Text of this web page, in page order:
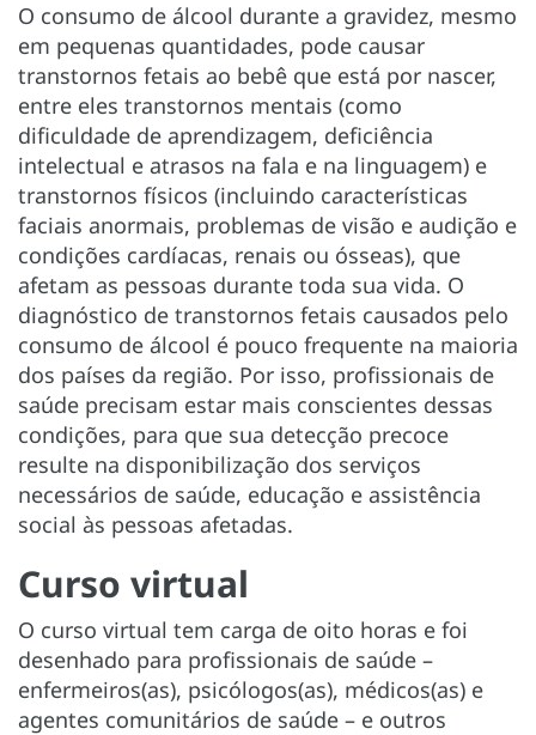
O consumo de álcool durante a gravidez, mesmo
em pequenas quantidades, pode causar
transtornos fetais ao bebê que está por nascer,
entre eles transtornos mentais (como
dificuldade de aprendizagem, deficiência
intelectual e atrasos na fala e na linguagem) e
transtornos físicos (incluindo características
faciais anormais, problemas de visão e audição e
condições cardíacas, renais ou ósseas), que
afetam as pessoas durante toda sua vida. O
diagnóstico de transtornos fetais causados pelo
consumo de álcool é pouco frequente na maioria
dos países da região. Por isso, profissionais de
saúde precisam estar mais conscientes dessas
condições, para que sua detecção precoce
resulte na disponibilização dos serviços
necessários de saúde, educação e assistência
social às pessoas afetadas.
Curso virtual
O curso virtual tem carga de oito horas e foi
desenhado para profissionais de saúde –
enfermeiros(as), psicólogos(as), médicos(as) e
agentes comunitários de saúde – e outros